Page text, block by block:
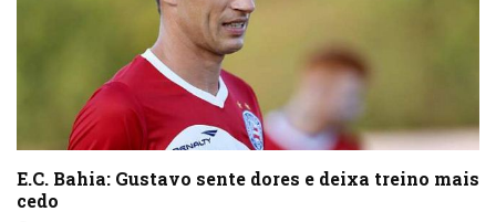
E.C. Bahia: Gustavo sente dores e deixa treino mais
cedo